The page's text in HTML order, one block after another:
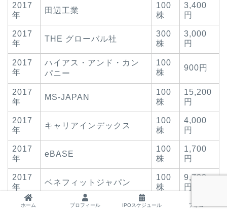
2017
年
田辺工業
100
株
3,400
円
2017
年
THE グローバル社
300
株
3,000
円
2017
年
ハイアス・アンド・カン
パニー
100
株
900円
2017
年
MS-JAPAN
100
株
15,200
円
2017
年
キャリアインデックス
100
株
4,000
円
2017
年
eBASE
100
株
1,700
円
2017
年
ベネフィットジャパン
100
株
9,700
円
2017
100
3,200
ホーム プロフィール IPOスケジュール フォロー